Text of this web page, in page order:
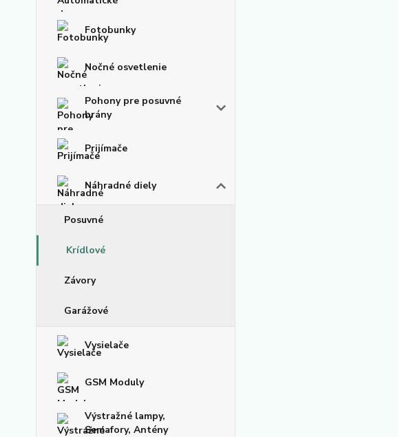
Fotobunky
Nočné osvetlenie
Pohony pre posuvné
brány
Prijímače
Náhradné diely
Posuvné
Krídlové
Závory
Garážové
Vysielače
GSM Moduly
Výstražné lampy,
Semafory, Antény